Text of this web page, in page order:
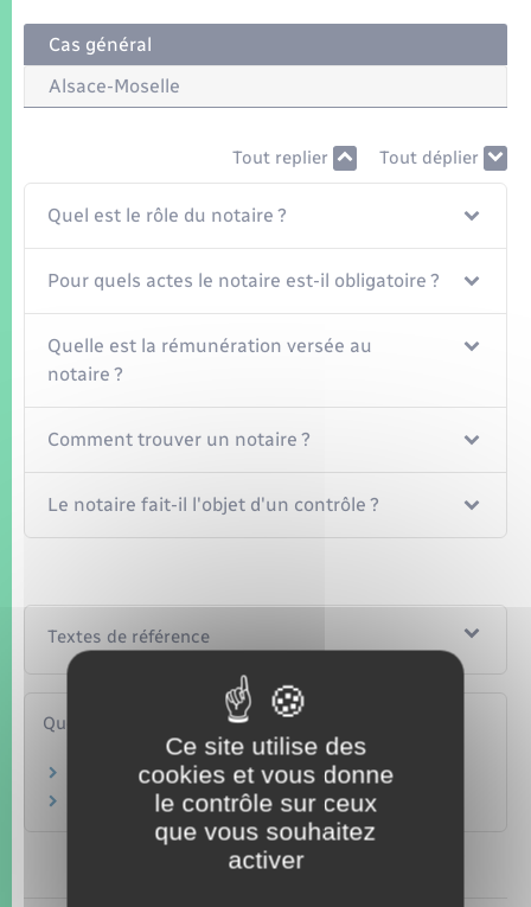
Cas général
Alsace-Moselle
Tout replier Tout déplier
Quel est le rôle du notaire ?
Pour quels actes le notaire est-il obligatoire ?
Quelle est la rémunération versée au
notaire ?
Comment trouver un notaire ?
Le notaire fait-il l'objet d'un contrôle ?
Textes de référence
Questions ? Réponses !
Frais de notaire : de quoi s'agit-il ?
Comment régler un litige avec un notaire ?
Ce site utilise des
cookies et vous donne
le contrôle sur ceux
que vous souhaitez
activer